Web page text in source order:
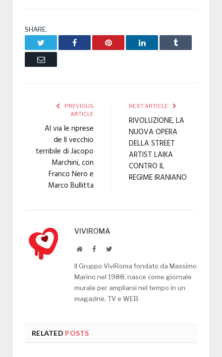
SHARE.
Facebook Pinterest LinkedIn Tumblr
Email
PREVIOUS
ARTICLE
Al via le riprese
de Il vecchio
terribile di Jacopo
Marchini, con
Franco Nero e
Marco Bullitta
NEXT ARTICLE
RIVOLUZIONE, LA
NUOVA OPERA
DELLA STREET
ARTIST LAIKA
CONTRO IL
REGIME IRANIANO
VIVIROMA
WebsiteFacebookTwitter
Il Gruppo ViviRoma fondato da Massimo
Marino nel 1988, nasce come giornale
murale per ampliarsi nel tempo in un
magazine, TV e WEB.
RELATED POSTS